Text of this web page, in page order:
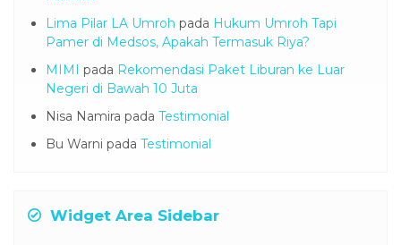
Lima Pilar LA Umroh pada Hukum Umroh Tapi
Pamer di Medsos, Apakah Termasuk Riya?
MIMI
pada Rekomendasi Paket Liburan ke Luar
Negeri di Bawah 10 Juta
Nisa Namira pada Testimonial
Bu Warni pada Testimonial
Widget Area Sidebar